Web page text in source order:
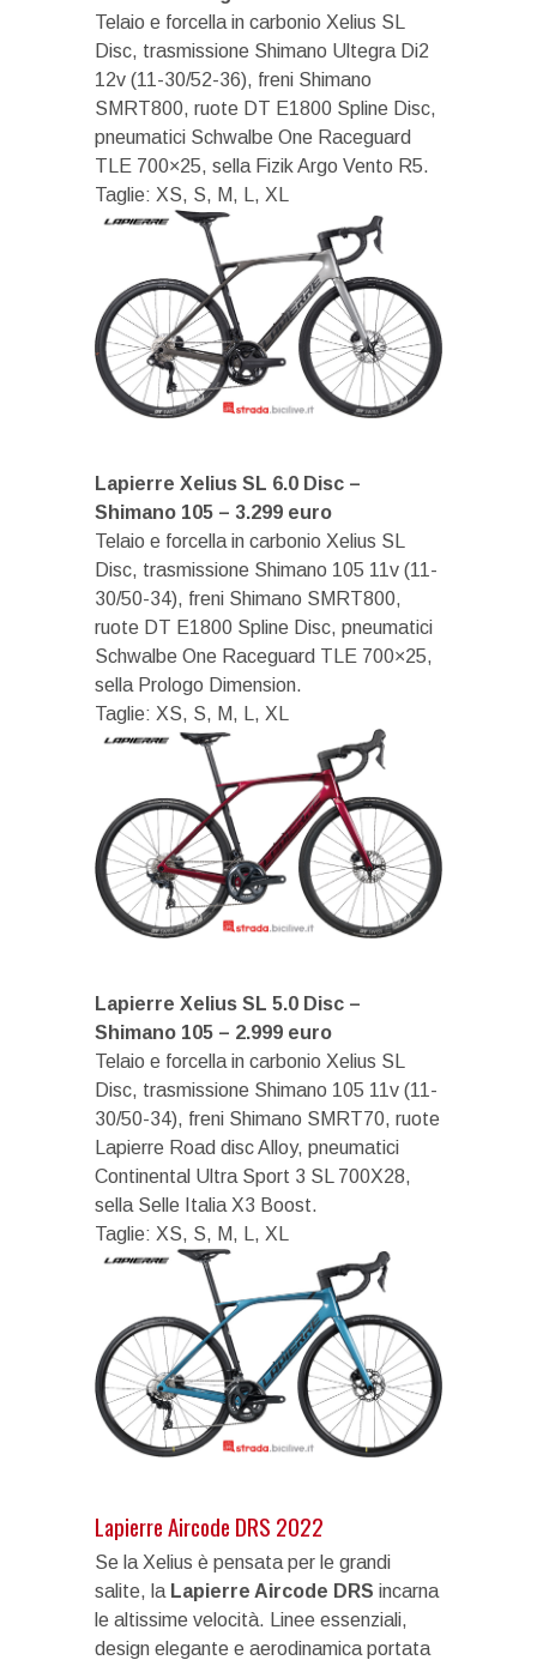
Telaio e forcella in carbonio Xelius SL
Disc, trasmissione Shimano Ultegra Di2
12v (11-30/52-36), freni Shimano
SMRT800, ruote DT E1800 Spline Disc,
pneumatici Schwalbe One Raceguard
TLE 700×25, sella Fizik Argo Vento R5.
Taglie: XS, S, M, L, XL
Lapierre Xelius SL 6.0 Disc –
Shimano 105 – 3.299 euro
Telaio e forcella in carbonio Xelius SL
Disc, trasmissione Shimano 105 11v (11-
30/50-34), freni Shimano SMRT800,
ruote DT E1800 Spline Disc, pneumatici
Schwalbe One Raceguard TLE 700×25,
sella Prologo Dimension.
Taglie: XS, S, M, L, XL
Lapierre Xelius SL 5.0 Disc –
Shimano 105 – 2.999 euro
Telaio e forcella in carbonio Xelius SL
Disc, trasmissione Shimano 105 11v (11-
30/50-34), freni Shimano SMRT70, ruote
Lapierre Road disc Alloy, pneumatici
Continental Ultra Sport 3 SL 700X28,
sella Selle Italia X3 Boost.
Taglie: XS, S, M, L, XL
Lapierre Aircode DRS 2022
Se la Xelius è pensata per le grandi
salite, la Lapierre Aircode DRS incarna
le altissime velocità. Linee essenziali,
design elegante e aerodinamica portata